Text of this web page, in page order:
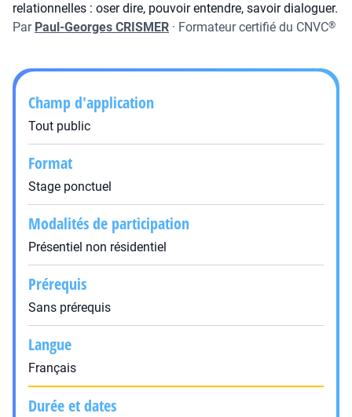
relationnelles : oser dire, pouvoir entendre, savoir dialoguer.
Par Paul-Georges CRISMER · Formateur certifié du CNVC®
Champ d'application
Tout public
Format
Stage ponctuel
Modalités de participation
Présentiel non résidentiel
Prérequis
Sans prérequis
Langue
Français
Durée et dates